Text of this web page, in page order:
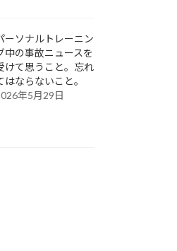
ーソナルトレーニン
中の事故ニュースを
けて思うこと。忘れ
はならないこと。
年5月29日